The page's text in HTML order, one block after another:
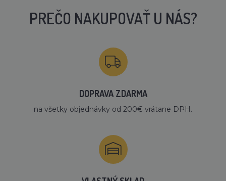
PREČO NAKUPOVAŤ U NÁS?
DOPRAVA ZDARMA
na všetky objednávky od 200€ vrátane DPH.